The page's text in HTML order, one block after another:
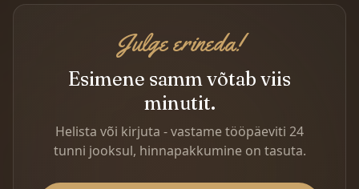
Julge erineda!
Esimene samm võtab viis
minutit.
Helista või kirjuta - vastame tööpäeviti 24
tunni jooksul, hinnapakkumine on tasuta.